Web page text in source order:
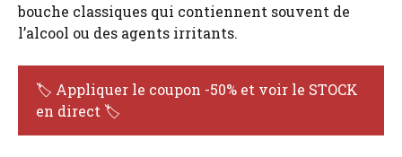
bouche classiques qui contiennent souvent de
l’alcool ou des agents irritants.
🏷️ Appliquer le coupon -50% et voir le STOCK
en direct 🏷️